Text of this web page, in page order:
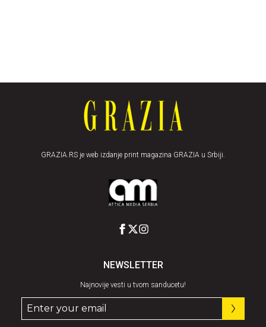
GRAZIA.RS je web izdanje print magazina GRAZIA u Srbiji.
NEWSLETTER
Najnovije vesti u tvom sanducetu!